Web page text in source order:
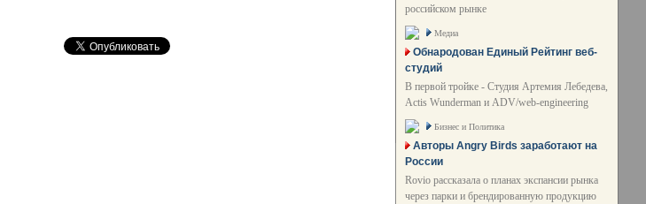
российском рынке
Медиа
Обнародован Единый Рейтинг веб-
студий
В первой тройке - Студия Артемия Лебедева,
Actis Wunderman и ADV/web-engineering
Бизнес и Политика
Авторы Angry Birds заработают на
России
Rovio рассказала о планах экспансии рынка
через парки и брендированную продукцию